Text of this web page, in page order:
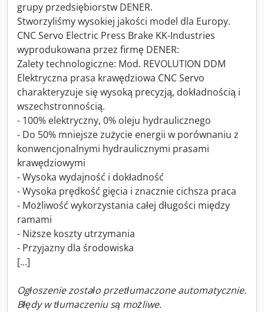
grupy przedsiębiorstw DENER.
Stworzyliśmy wysokiej jakości model dla Europy.
CNC Servo Electric Press Brake KK-Industries
wyprodukowana przez firmę DENER:
Zalety technologiczne: Mod. REVOLUTION DDM
Elektryczna prasa krawędziowa CNC Servo
charakteryzuje się wysoką precyzją, dokładnością i
wszechstronnością.
- 100% elektryczny, 0% oleju hydraulicznego
- Do 50% mniejsze zużycie energii w porównaniu z
konwencjonalnymi hydraulicznymi prasami
krawędziowymi
- Wysoka wydajność i dokładność
- Wysoka prędkość gięcia i znacznie cichsza praca
- Możliwość wykorzystania całej długości między
ramami
- Niższe koszty utrzymania
- Przyjazny dla środowiska
[...]
Ogłoszenie zostało przetłumaczone automatycznie.
Błędy w tłumaczeniu są możliwe.